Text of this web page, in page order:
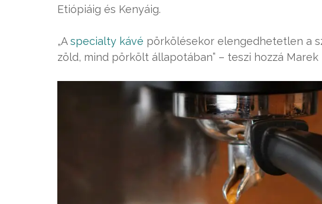
Etiópiáig és Kenyáig.
„Aspecialty kávé pörkölésekor elengedhetetlen a
zöld, mind pörkölt állapotában” – teszi hozzá Marek